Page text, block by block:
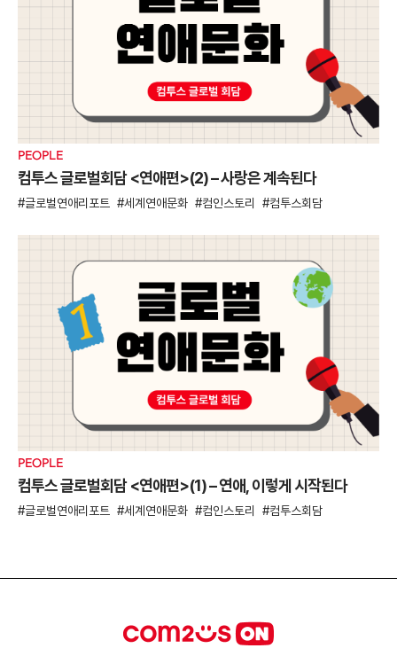
PEOPLE
컴투스 글로벌회담 <연애편>(2) – 사랑은 계속된다
글로벌연애리포트 세계연애문화 컴인스토리 컴투스회담
PEOPLE
컴투스 글로벌회담 <연애편>(1) – 연애, 이렇게 시작된다
글로벌연애리포트 세계연애문화 컴인스토리 컴투스회담